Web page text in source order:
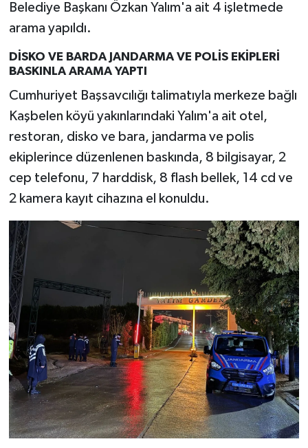
Belediye Başkanı Özkan Yalım'a ait 4 işletmede
arama yapıldı.
DİSKO VE BARDA JANDARMA VE POLİS EKİPLERİ
BASKINLA ARAMA YAPTI
Cumhuriyet Başsavcılığı talimatıyla merkeze bağlı
Kaşbelen köyü yakınlarındaki Yalım'a ait otel,
restoran, disko ve bara, jandarma ve polis
ekiplerince düzenlenen baskında, 8 bilgisayar, 2
cep telefonu, 7 harddisk, 8 flash bellek, 14 cd ve
2 kamera kayıt cihazına el konuldu.